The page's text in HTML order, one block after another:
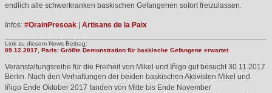
endlich alle schwerkranken baskischen Gefangenen sofort freizulassen.
Infos: #OrainPresoak Artisans de la Paix
Link zu diesem News-Beitrag:
09.12.2017, Paris: Größte Demonstration für baskische Gefangene erwartet
Veranstaltungsreihe für die Freiheit von Mikel und Iñigo gut besucht 30.11.2017
Berlin. Nach den Verhaftungen der beiden baskischen Aktivisten Mikel und
Iñigo Ende Oktober 2017 fanden von Mitte bis Ende November